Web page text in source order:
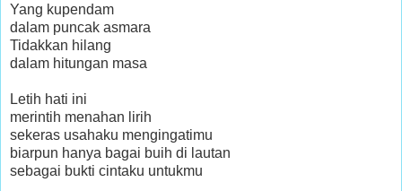
Yang kupendam
dalam puncak asmara
Tidakkan hilang
dalam hitungan masa
Letih hati ini
merintih menahan lirih
sekeras usahaku mengingatimu
biarpun hanya bagai buih di lautan
sebagai bukti cintaku untukmu